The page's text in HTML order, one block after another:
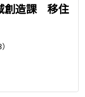
創造課 移住